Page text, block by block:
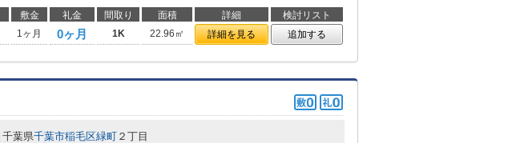
敷金 礼金 間取り 面積 詳細
検討リスト
1ヶ月 0ヶ月 1K 22.96㎡ 詳細を見る 追加する
千葉県千葉市稲毛区緑町 ２丁目